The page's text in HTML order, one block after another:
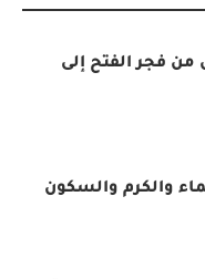
من فجر الفتح إلى
والكرم والسكون